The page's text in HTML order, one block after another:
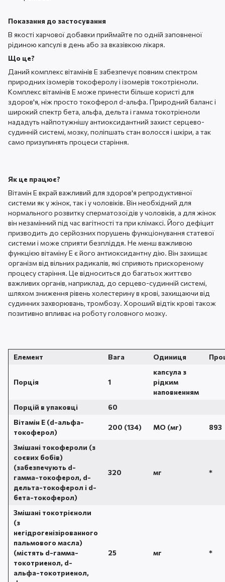
Показання до застосування
В якості харчової добавки приймайте по одній заповненої
рідиною капсулі в день або за вказівкою лікаря.
Що це?
Даний комплекс вітамінів Е забезпечує повним спектром
природних ізомерів токоферолу і ізомерів токотрієноли.
Комплекс вітамінів Е може принести більше користі для
здоров'я, ніж просто токоферол d-альфа. Природний баланс і
широкий спектр бета, альфа, дельта і гамма токотрієноли
нададуть найпотужнішу антиоксидантний захист серцево-
судинній системі, мозку, поліпшать стан волосся і шкіри, а так
само призупинять процеси старіння.
Як це працює?
Вітамін Е вкрай важливий для здоров'я репродуктивної
системи як у жінок, так і у чоловіків. Він необхідний для
нормального розвитку сперматозоїдів у чоловіків, а для жінок
він незамінний під час вагітності та при клімаксі. Його дефіцит
призводить до серйозних порушень функціонування статевої
системи і може сприяти безпліддя. Не менш важливою
функцією вітаміну Е є його антиоксидантну дію. Він захищає
організм від вільних радикалів, які сприяють прискореному
процесу старіння. Це відноситься до багатьох життєво
важливих органів, наприклад, до серцево-судинній системі,
шляхом зниження рівень холестерину в крові, захищаючи від
судинних захворювань, тромбозу. Хороший відтік крові також
позитивно впливає на роботу головного мозку.
Елемент Вага Одиниця
Порція 1
капсула з
рідким
наповненням
Порцій в упаковці
60
Вітамін Е (d-альфа-
токоферол)
200 (134) МО (мг) 893
Змішані токофероли (з
соєвих бобів)
(забезпечують d-
гамма-токоферол, d-
дельта-токоферол і d-
бета-токоферол)
320 мг *
Змішані токотрієноли
(з
негідрогенізірованного
пальмового масла)
(містять d-гамма-
токотриенол, d-
альфа-токотриенол,
25 мг *